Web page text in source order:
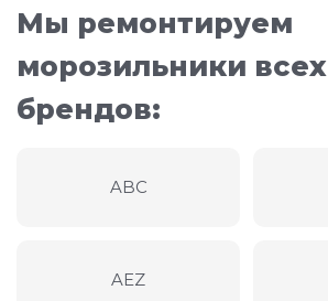
Мы ремонтируем
морозильники всех
брендов:
ABC
AEZ